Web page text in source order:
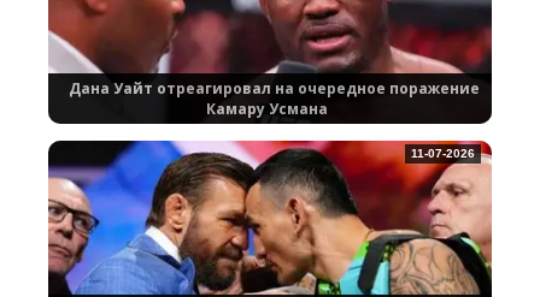
Дана Уайт отреагировал на очередное поражение
Камару Усмана
11-07-2026